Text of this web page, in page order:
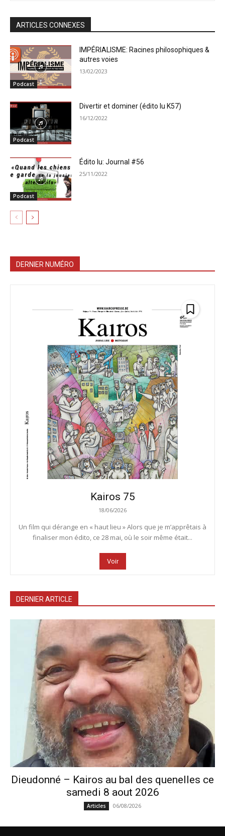
ARTICLES CONNEXES
Podcast
IMPÉRIALISME: Racines philosophiques &
autres voies
13/02/2023
Podcast
Divertir et dominer (édito lu K57)
16/12/2022
Podcast
Édito lu: Journal #56
25/11/2022
DERNIER NUMÉRO
Kairos 75
18/06/2026
Un film qui dérange en « haut lieu » Alors que je m’apprêtais à
finaliser mon édito, ce 28 mai, où le soir même était...
Voir
DERNIER ARTICLE
Dieudonné – Kairos au bal des quenelles ce
samedi 8 aout 2026
Articles 06/08/2026